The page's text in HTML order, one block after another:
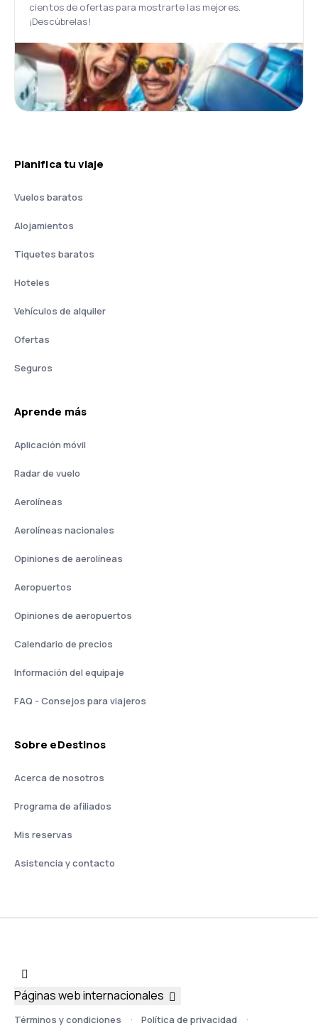
cientos de ofertas para mostrarte las mejores.
¡Descúbrelas!
Planifica tu viaje
Vuelos baratos
Alojamientos
Tiquetes baratos
Hoteles
Vehículos de alquiler
Ofertas
Seguros
Aprende más
Aplicación móvil
Radar de vuelo
Aerolíneas
Aerolíneas nacionales
Opiniones de aerolíneas
Aeropuertos
Opiniones de aeropuertos
Calendario de precios
Información del equipaje
FAQ - Consejos para viajeros
Sobre eDestinos
Acerca de nosotros
Programa de afiliados
Mis reservas
Asistencia y contacto
Términos y condiciones Política de privacidad
Páginas web internacionales